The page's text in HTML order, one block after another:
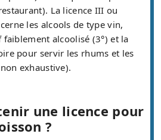
La licence III ou
les alcools de type vin,
alcoolisé (3°) et la
pour servir les rhums et les
exhaustive).
une licence pour
?